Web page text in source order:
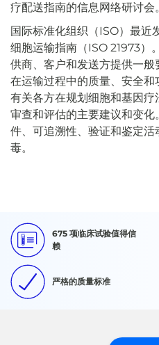
疗配送指南的信息网络研讨会。
国际标准化组织（ISO）最近
细胞运输指南（ISO 21973）
供商、客户和发送方提供一
在运输过程中的质量、安全
有关各方在规划细胞和基因
审查和评估的主要建议和变
件、可追溯性、验证和鉴定
毒。
675 项临床试验值得信
赖
严格的质量标准